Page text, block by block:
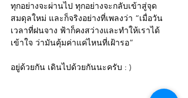
ทุกอย่างจะผ่านไป ทุกอย่างจะกลับเข้าสู่จุด
สมดุลใหม่ และก็จริงอย่างที่เพลงว่า “เมื่อวัน
เวลาที่ฝนจาง ฟ้าก็คงสว่างและทำให้เราได้
เข้าใจ ว่ามันคุ้มค่าแค่ไหนที่เฝ้ารอ”
อยู่ด้วยกัน เดินไปด้วยกันนะครับ : )